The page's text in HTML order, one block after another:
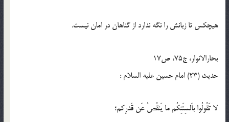
هیچکس تا زبانش را نگه ندارد از گناهان در امان نیست.
بحارالانوار، ج75، ص17
حدیث (23) امام حسین عليه‏ السلام :
لا تَقُولُوا باَلسِنَتِکُم ما یَنقُصُ عَن قَدرِکم؛